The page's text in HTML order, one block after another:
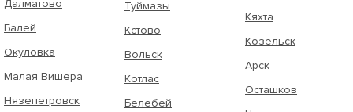
Далматово
Балей
Окуловка
Малая Вишера
Нязепетровск
Туймазы
Кстово
Вольск
Котлас
Белебей
Кяхта
Козельск
Арск
Осташков